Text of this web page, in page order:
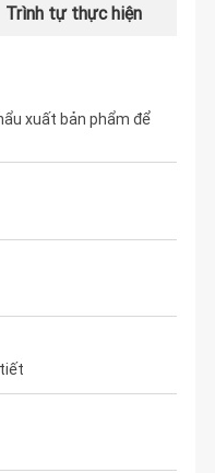
Trình tự thực hiện
xuất bản phẩm để